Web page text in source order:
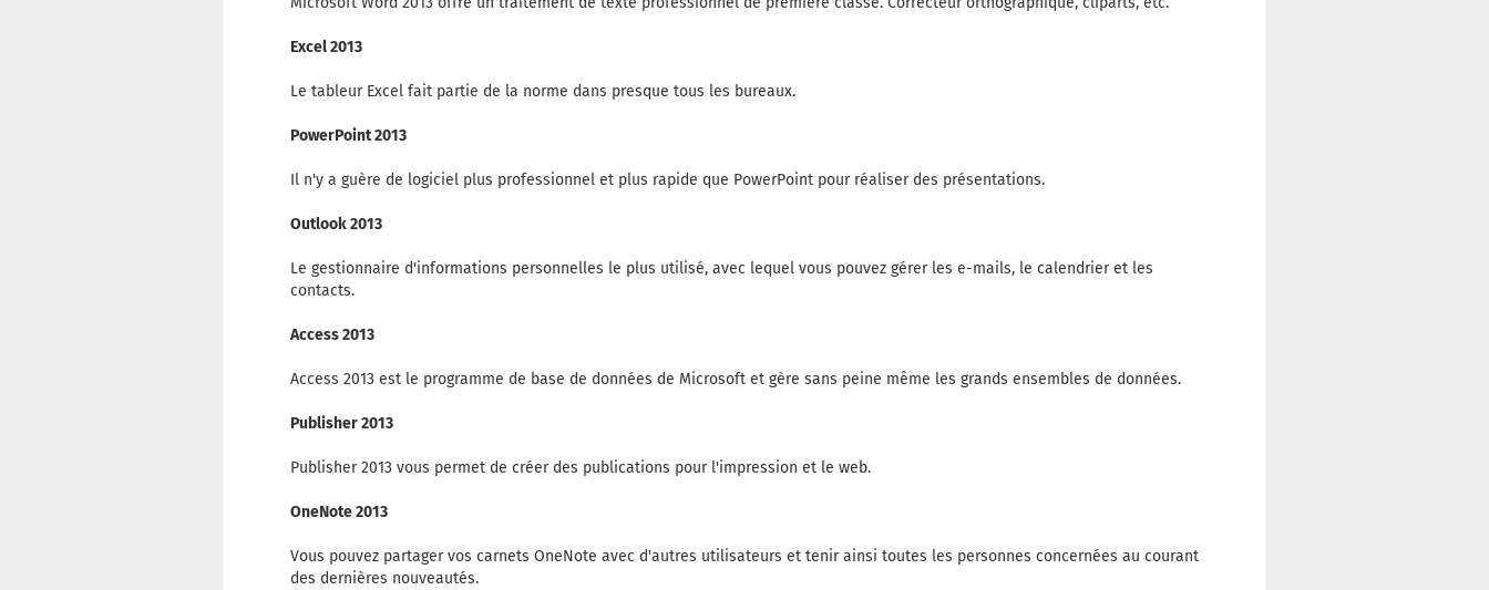
Excel 2013
Le tableur Excel fait partie de la norme dans presque tous les bureaux.
PowerPoint 2013
Il n'y a guère de logiciel plus professionnel et plus rapide que PowerPoint pour réaliser des présentations.
Outlook 2013
Le gestionnaire d'informations personnelles le plus utilisé, avec lequel vous pouvez gérer les e-mails, le calendrier et les
contacts.
Access 2013
Access 2013 est le programme de base de données de Microsoft et gère sans peine même les grands ensembles de données.
Publisher 2013
Publisher 2013 vous permet de créer des publications pour l'impression et le web.
OneNote 2013
Vous pouvez partager vos carnets OneNote avec d'autres utilisateurs et tenir ainsi toutes les personnes concernées au courant
des dernières nouveautés.